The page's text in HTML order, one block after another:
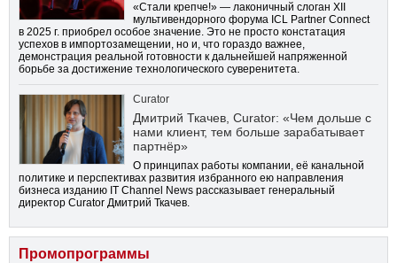
«Стали крепче!» — лаконичный слоган XII
мультивендорного форума ICL Partner Connect
в 2025 г. приобрел особое значение. Это не просто констатация
успехов в импортозамещении, но и, что гораздо важнее,
демонстрация реальной готовности к дальнейшей напряженной
борьбе за достижение технологического суверенитета.
Curator
Дмитрий Ткачев, Curator: «Чем дольше с
нами клиент, тем больше зарабатывает
партнёр»
О принципах работы компании, её канальной
политике и перспективах развития избранного ею направления
бизнеса изданию IT Channel News рассказывает генеральный
директор Curator Дмитрий Ткачев.
Промопрограммы